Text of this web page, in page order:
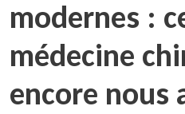
modernes :
médecine
encore nous